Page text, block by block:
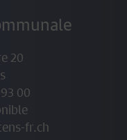
20
00
fr.ch